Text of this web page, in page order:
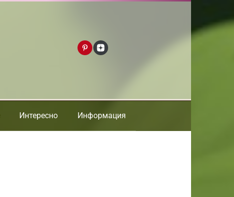
Интересно Информация